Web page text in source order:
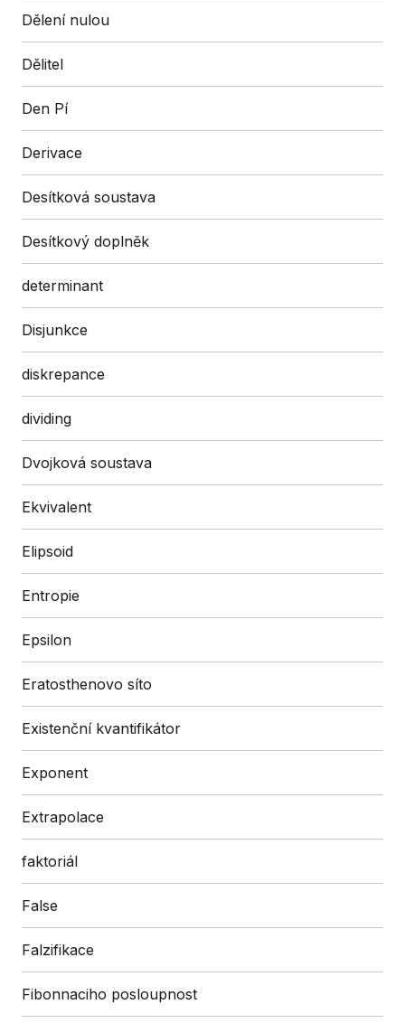
Dělení nulou
Dělitel
Den Pí
Derivace
Desítková soustava
Desítkový doplněk
determinant
Disjunkce
diskrepance
dividing
Dvojková soustava
Ekvivalent
Elipsoid
Entropie
Epsilon
Eratosthenovo síto
Existenční kvantifikátor
Exponent
Extrapolace
faktoriál
False
Falzifikace
Fibonnaciho posloupnost